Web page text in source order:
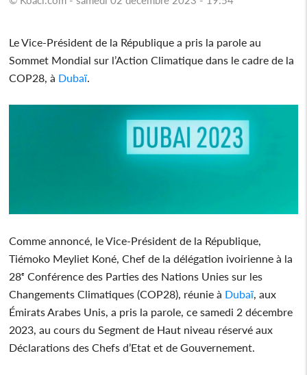
Le Vice-Président de la République a pris la parole au
Sommet Mondial sur l’Action Climatique dans le cadre de la
COP28, à Dubaï
Comme annoncé, le Vice-Président de la République,
Tiémoko Meyliet Koné, Chef de la délégation ivoirienne à la
28ᵉ Conférence des Parties des Nations Unies sur les
Changements Climatiques (COP28), réunie à Dubaï , aux
Émirats Arabes Unis, a pris la parole, ce samedi 2 décembre
2023, au cours du Segment de Haut niveau réservé aux
Déclarations des Chefs d’Etat et de Gouvernement.